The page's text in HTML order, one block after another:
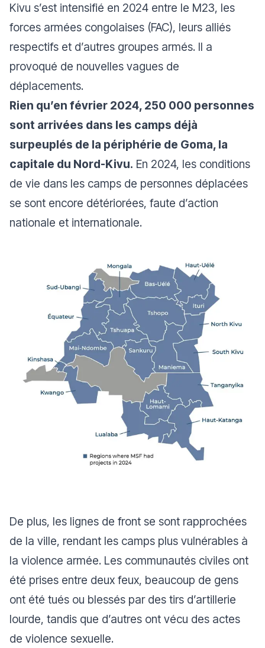
Kivu s’est intensifié en 2024 entre le M23, les
forces armées congolaises (FAC), leurs alliés
respectifs et d’autres groupes armés. Il a
provoqué de nouvelles vagues de
déplacements.
Rien qu’en février 2024, 250 000 personnes
sont arrivées dans les camps déjà
surpeuplés de la périphérie de Goma, la
capitale du Nord-Kivu. En 2024, les conditions
de vie dans les camps de personnes déplacées
se sont encore détériorées, faute d’action
nationale et internationale.
De plus, les lignes de front se sont rapprochées
de la ville, rendant les camps plus vulnérables à
la violence armée. Les communautés civiles ont
été prises entre deux feux, beaucoup de gens
ont été tués ou blessés par des tirs d’artillerie
lourde, tandis que d’autres ont vécu des actes
de violence sexuelle.